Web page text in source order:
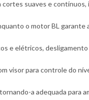
suaves e contínuos,
o motor BL garante
e elétricos,
visor para controle do
a adequada para